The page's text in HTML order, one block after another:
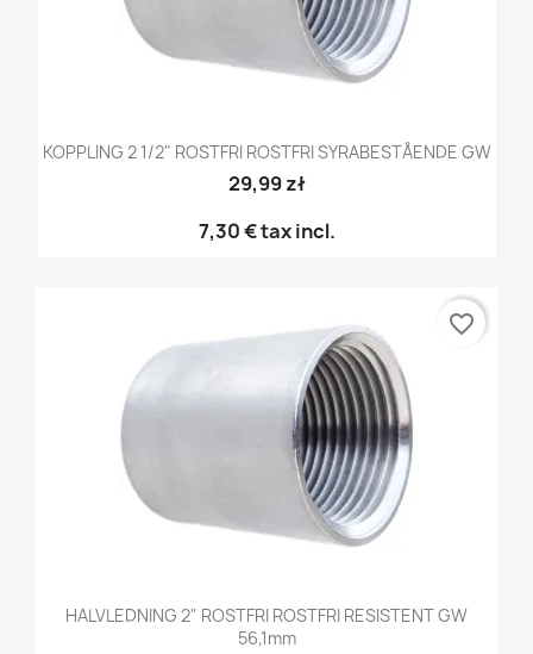
KOPPLING 2 1/2" ROSTFRI ROSTFRI SYRABESTÅENDE GW
29,99 zł
7,30 €tax incl.
HALVLEDNING 2" ROSTFRI ROSTFRI RESISTENT GW
56,1mm
favorite_border